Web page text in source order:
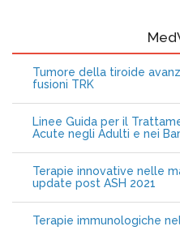
Tumore della tiroide
fusioni TRK
Linee Guida per il
Acute negli Adulti e nei
Terapie innovative nelle
update post ASH 2021
Terapie immunologiche